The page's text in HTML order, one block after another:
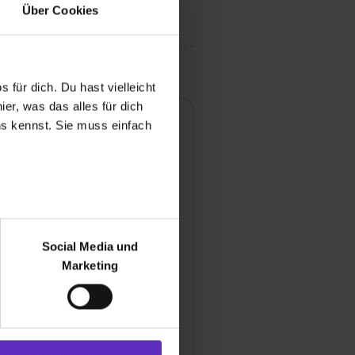
Über Cookies
für dich. Du hast vielleicht
was das alles für dich
kennst. Sie muss einfach
bei Benutzung der
zu analysieren
soziale Medien, Werbung
Marketing“). Unsere
bereitgestellt hast oder die
Social Media und
Marketing
Asphaltmischwerke
& Co. KG für
7